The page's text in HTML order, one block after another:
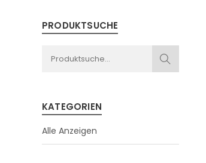
PRODUKTSUCHE
KATEGORIEN
Alle Anzeigen